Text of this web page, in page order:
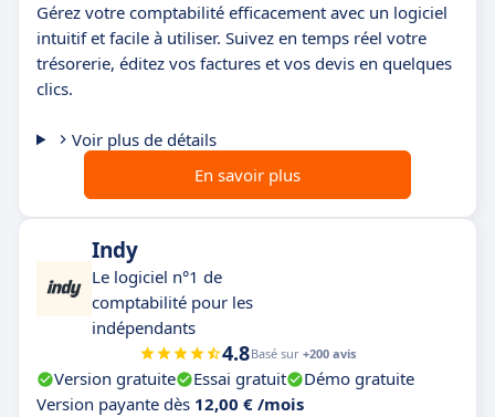
Gérez votre comptabilité efficacement avec un logiciel
intuitif et facile à utiliser. Suivez en temps réel votre
trésorerie, éditez vos factures et vos devis en quelques
clics.
Voir plus de détails
En savoir plus
Indy
Le logiciel n°1 de
comptabilité pour les
indépendants
4.8Basé sur +200 avis
Version gratuite Essai gratuit
Démo gratuite
Version payante dès 12,00 € /mois